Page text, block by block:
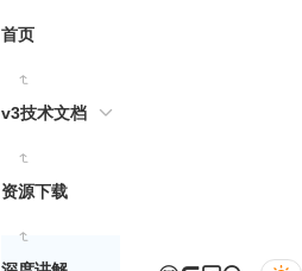
首页
v3技术文档
资源下载